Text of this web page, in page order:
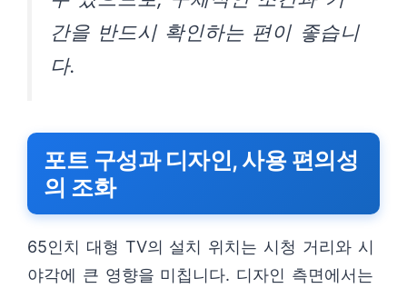
간을 반드시 확인하는 편이 좋습니
다.
포트 구성과 디자인, 사용 편의성
의 조화
65인치 대형 TV의 설치 위치는 시청 거리와 시
야각에 큰 영향을 미칩니다. 디자인 측면에서는